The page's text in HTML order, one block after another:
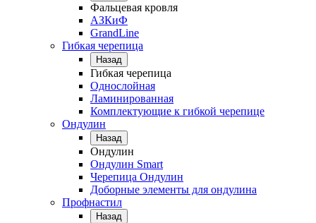
Фальцевая кровля
АЗКиФ
GrandLine
Гибкая черепица
Назад
Гибкая черепица
Однослойная
Ламинированная
Комплектующие к гибкой черепице
Ондулин
Назад
Ондулин
Ондулин Smart
Черепица Ондулин
Доборные элементы для ондулина
Профнастил
Назад